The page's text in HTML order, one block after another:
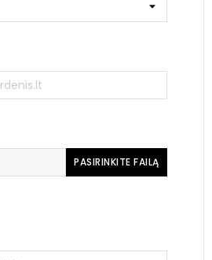
PASIRINKITE FAILĄ